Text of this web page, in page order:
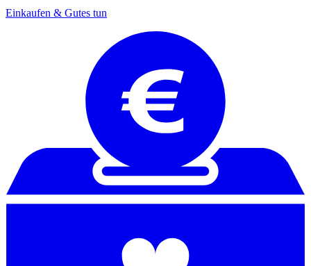
Einkaufen & Gutes tun